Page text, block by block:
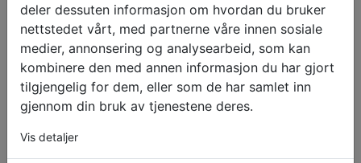
deler dessuten informasjon om hvordan du bruker
nettstedet vårt, med partnerne våre innen sosiale
medier, annonsering og analysearbeid, som kan
kombinere den med annen informasjon du har gjort
tilgjengelig for dem, eller som de har samlet inn
gjennom din bruk av tjenestene deres.
Vis detaljer
Billige rullegardiner
LAMELLGARDINER
Stoff Lamellgardiner
Mørklegging Lamellgardiner
PLISSÉGARDINER